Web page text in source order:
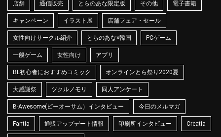
店舗 通信販売 とらのあな限定版 その他 電子書籍
キャンペーン イラスト展 店舗フェア・セール
女性向けサークル紹介 とらのあな×韓国 PCゲーム
一般ゲーム 女性向け アプリ
BL初心者におすすめコミック オンラインとら祭り2020夏
大感謝祭 ツクルノモリ 同人アンケート
B-Awesome(ビーオーサム）インタビュー 今日のメルマガ
Fantia 通販アップデート情報 印刷所インタビュー Creatia